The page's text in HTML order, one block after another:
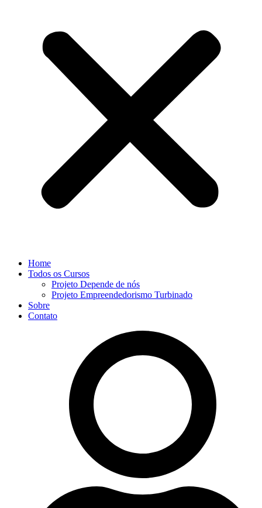
Home
Todos os Cursos
Projeto Depende de nós
Projeto Empreendedorismo Turbinado
Sobre
Contato